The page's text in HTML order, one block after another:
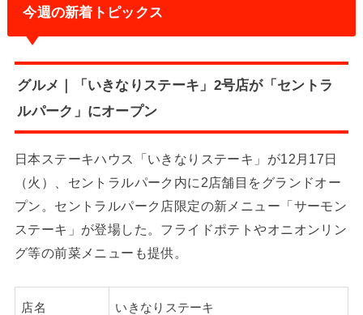
今週の新着トピックス
グルメ｜「いきなりステーキ」2号店が「セントラ
ルパーク」にオープン
日本ステーキハウス「いきなりステーキ」が12月17日
（火）、セントラルパーク内に2店舗目をグランドオー
プン。セントラルパーク店限定の新メニュー「サーモン
ステーキ」が登場した。フライドポテトやオニオンリン
グ等の前菜メニューも提供。
店名 いきなりステーキ